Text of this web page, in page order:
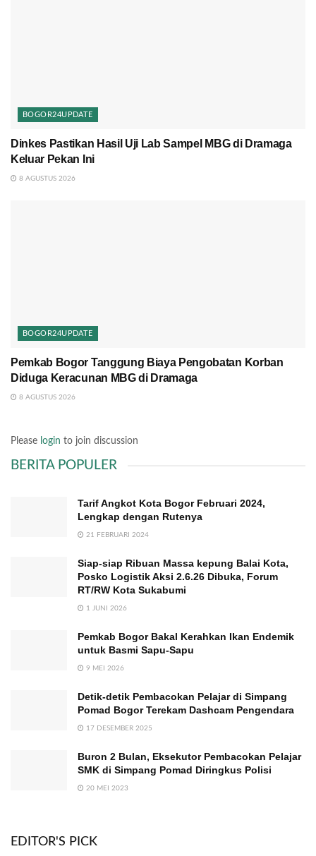
BOGOR24UPDATE
Dinkes Pastikan Hasil Uji Lab Sampel MBG di Dramaga
Keluar Pekan Ini
8 AGUSTUS 2026
BOGOR24UPDATE
Pemkab Bogor Tanggung Biaya Pengobatan Korban
Diduga Keracunan MBG di Dramaga
8 AGUSTUS 2026
Please login to join discussion
BERITA POPULER
Tarif Angkot Kota Bogor Februari 2024,
Lengkap dengan Rutenya
21 FEBRUARI 2024
Siap-siap Ribuan Massa kepung Balai Kota,
Posko Logistik Aksi 2.6.26 Dibuka, Forum
RT/RW Kota Sukabumi
1 JUNI 2026
Pemkab Bogor Bakal Kerahkan Ikan Endemik
untuk Basmi Sapu-Sapu
9 MEI 2026
Detik-detik Pembacokan Pelajar di Simpang
Pomad Bogor Terekam Dashcam Pengendara
17 DESEMBER 2025
Buron 2 Bulan, Eksekutor Pembacokan Pelajar
SMK di Simpang Pomad Diringkus Polisi
20 MEI 2023
EDITOR'S PICK